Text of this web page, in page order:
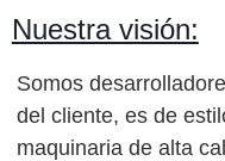
Nuestra visión:
Somos
del cliente, es de
maquinaria de alta